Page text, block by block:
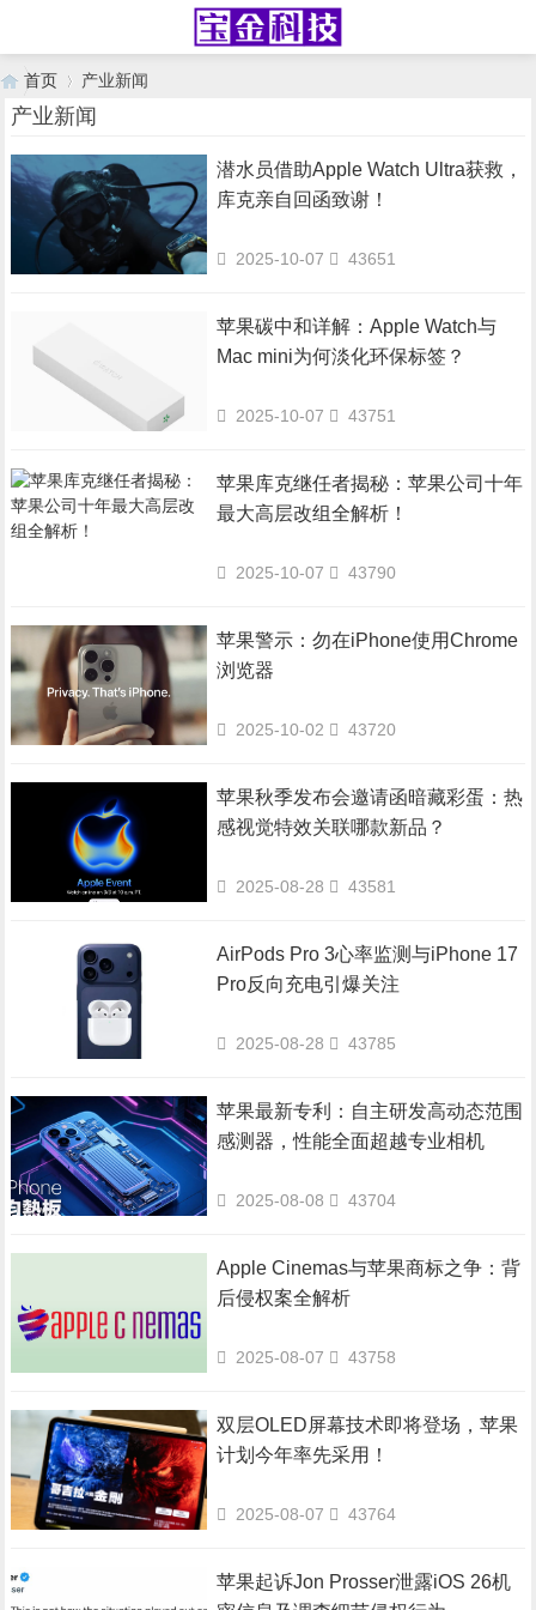
首页
›
产业新闻
产业新闻
潜水员借助Apple Watch Ultra获救，
库克亲自回函致谢！
2025-10-07 43651
苹果碳中和详解：Apple Watch与
Mac mini为何淡化环保标签？
2025-10-07 43751
苹果库克继任者揭秘：苹果公司十年
最大高层改组全解析！
2025-10-07 43790
苹果警示：勿在iPhone使用Chrome
浏览器
2025-10-02 43720
苹果秋季发布会邀请函暗藏彩蛋：热
感视觉特效关联哪款新品？
2025-08-28 43581
AirPods Pro 3心率监测与iPhone 17
Pro反向充电引爆关注
2025-08-28 43785
苹果最新专利：自主研发高动态范围
感测器，性能全面超越专业相机
2025-08-08 43704
Apple Cinemas与苹果商标之争：背
后侵权案全解析
2025-08-07 43758
双层OLED屏幕技术即将登场，苹果
计划今年率先采用！
2025-08-07 43764
苹果起诉Jon Prosser泄露iOS 26机